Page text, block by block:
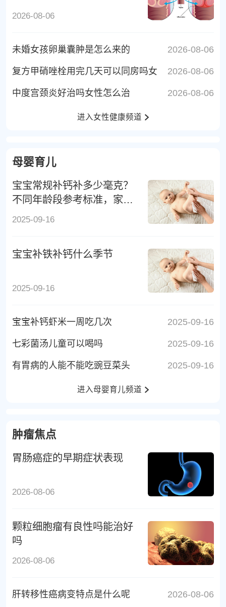
2026-08-06
2026-08-06
未婚女孩卵巢囊肿是怎么来的
2026-08-06
复方甲硝唑栓用完几天可以同房吗女
2026-08-06
中度宫颈炎好治吗女性怎么治
进入女性健康频道
母婴育儿
宝宝常规补钙补多少毫克？
不同年龄段参考标准，家长
别补错
2025-09-16
宝宝补铁补钙什么季节
2025-09-16
2025-09-16
宝宝补钙虾米一周吃几次
2025-09-16
七彩菌汤儿童可以喝吗
2025-09-16
有胃病的人能不能吃豌豆菜头
进入母婴育儿频道
肿瘤焦点
胃肠癌症的早期症状表现
2026-08-06
颗粒细胞瘤有良性吗能治好
吗
2026-08-06
2026-08-06
肝转移性癌病变特点是什么呢